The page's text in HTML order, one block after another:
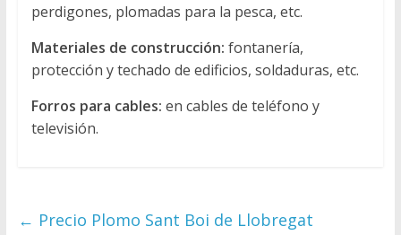
perdigones, plomadas para la pesca, etc.
Materiales de construcción: fontanería,
protección y techado de edificios, soldaduras, etc.
Forros para cables: en cables de teléfono y
televisión.
← Precio Plomo Sant Boi de Llobregat